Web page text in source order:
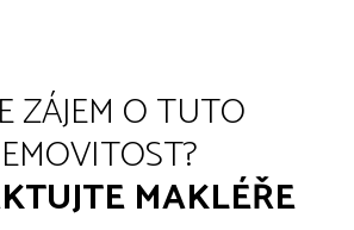
ZÁJEM O TUTO
MAKLÉŘE